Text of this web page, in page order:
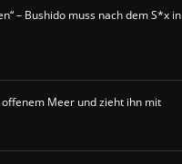
– Bushido muss nach dem S*x in
Meer und zieht ihn mit